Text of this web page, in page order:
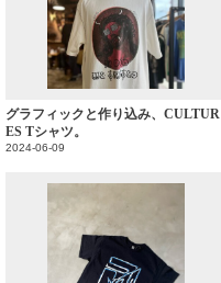
グラフィックと作り込み、CULTUR
ES Tシャツ。
2024-06-09